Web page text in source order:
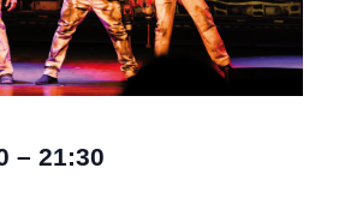
– 21:30